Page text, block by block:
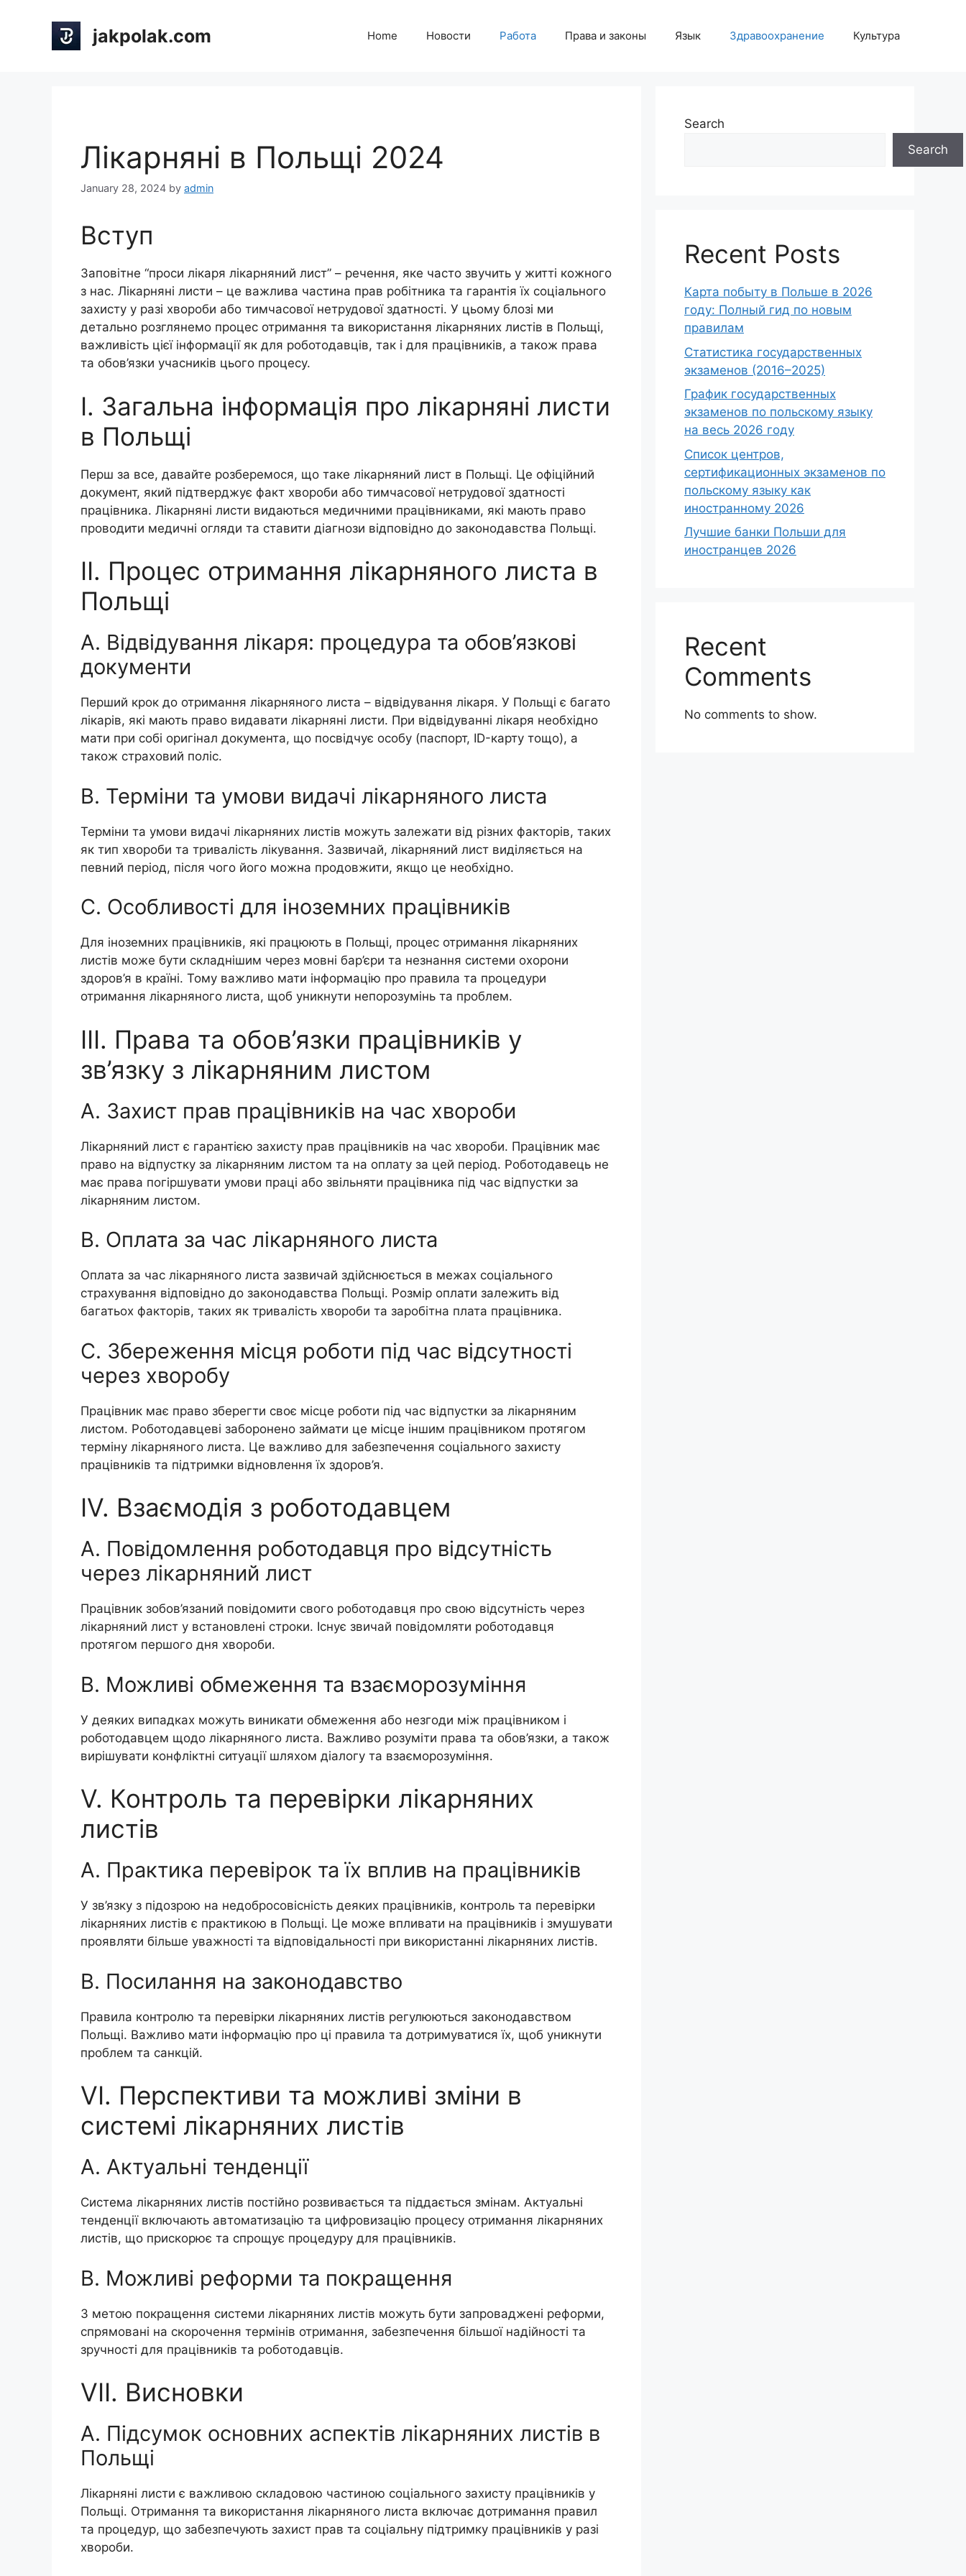
jakpolak.com Home Новости Работа Права и законы Язык Здравоохранение Культура
Лікарняні в Польщі 2024
January 28, 2024 by admin
Вступ
Заповітне “проси лікаря лікарняний лист” – речення, яке часто звучить у житті кожного
з нас. Лікарняні листи – це важлива частина прав робітника та гарантія їх соціального
захисту у разі хвороби або тимчасової нетрудової здатності. У цьому блозі ми
детально розглянемо процес отримання та використання лікарняних листів в Польщі,
важливість цієї інформації як для роботодавців, так і для працівників, а також права
та обов’язки учасників цього процесу.
I. Загальна інформація про лікарняні листи
в Польщі
Перш за все, давайте розберемося, що таке лікарняний лист в Польщі. Це офіційний
документ, який підтверджує факт хвороби або тимчасової нетрудової здатності
працівника. Лікарняні листи видаються медичними працівниками, які мають право
проводити медичні огляди та ставити діагнози відповідно до законодавства Польщі.
II. Процес отримання лікарняного листа в
Польщі
A. Відвідування лікаря: процедура та обов’язкові
документи
Перший крок до отримання лікарняного листа – відвідування лікаря. У Польщі є багато
лікарів, які мають право видавати лікарняні листи. При відвідуванні лікаря необхідно
мати при собі оригінал документа, що посвідчує особу (паспорт, ID-карту тощо), а
також страховий поліс.
B. Терміни та умови видачі лікарняного листа
Терміни та умови видачі лікарняних листів можуть залежати від різних факторів, таких
як тип хвороби та тривалість лікування. Зазвичай, лікарняний лист виділяється на
певний період, після чого його можна продовжити, якщо це необхідно.
C. Особливості для іноземних працівників
Для іноземних працівників, які працюють в Польщі, процес отримання лікарняних
листів може бути складнішим через мовні бар’єри та незнання системи охорони
здоров’я в країні. Тому важливо мати інформацію про правила та процедури
отримання лікарняного листа, щоб уникнути непорозумінь та проблем.
III. Права та обов’язки працівників у
зв’язку з лікарняним листом
A. Захист прав працівників на час хвороби
Лікарняний лист є гарантією захисту прав працівників на час хвороби. Працівник має
право на відпустку за лікарняним листом та на оплату за цей період. Роботодавець не
має права погіршувати умови праці або звільняти працівника під час відпустки за
лікарняним листом.
B. Оплата за час лікарняного листа
Оплата за час лікарняного листа зазвичай здійснюється в межах соціального
страхування відповідно до законодавства Польщі. Розмір оплати залежить від
багатьох факторів, таких як тривалість хвороби та заробітна плата працівника.
C. Збереження місця роботи під час відсутності
через хворобу
Працівник має право зберегти своє місце роботи під час відпустки за лікарняним
листом. Роботодавцеві заборонено займати це місце іншим працівником протягом
терміну лікарняного листа. Це важливо для забезпечення соціального захисту
працівників та підтримки відновлення їх здоров’я.
IV. Взаємодія з роботодавцем
A. Повідомлення роботодавця про відсутність
через лікарняний лист
Працівник зобов’язаний повідомити свого роботодавця про свою відсутність через
лікарняний лист у встановлені строки. Існує звичай повідомляти роботодавця
протягом першого дня хвороби.
B. Можливі обмеження та взаєморозуміння
У деяких випадках можуть виникати обмеження або незгоди між працівником і
роботодавцем щодо лікарняного листа. Важливо розуміти права та обов’язки, а також
вирішувати конфліктні ситуації шляхом діалогу та взаєморозуміння.
V. Контроль та перевірки лікарняних
листів
A. Практика перевірок та їх вплив на працівників
У зв’язку з підозрою на недобросовісність деяких працівників, контроль та перевірки
лікарняних листів є практикою в Польщі. Це може впливати на працівників і змушувати
проявляти більше уважності та відповідальності при використанні лікарняних листів.
B. Посилання на законодавство
Правила контролю та перевірки лікарняних листів регулюються законодавством
Польщі. Важливо мати інформацію про ці правила та дотримуватися їх, щоб уникнути
проблем та санкцій.
VI. Перспективи та можливі зміни в
системі лікарняних листів
A. Актуальні тенденції
Система лікарняних листів постійно розвивається та піддається змінам. Актуальні
тенденції включають автоматизацію та цифровизацію процесу отримання лікарняних
листів, що прискорює та спрощує процедуру для працівників.
B. Можливі реформи та покращення
З метою покращення системи лікарняних листів можуть бути запроваджені реформи,
спрямовані на скорочення термінів отримання, забезпечення більшої надійності та
зручності для працівників та роботодавців.
VII. Висновки
A. Підсумок основних аспектів лікарняних листів в
Польщі
Лікарняні листи є важливою складовою частиною соціального захисту працівників у
Польщі. Отримання та використання лікарняного листа включає дотримання правил
та процедур, що забезпечують захист прав та соціальну підтримку працівників у разі
хвороби.
Search
Search
Recent Posts
Карта побыту в Польше в 2026
году: Полный гид по новым
правилам
Статистика государственных
экзаменов (2016–2025)
График государственных
экзаменов по польскому языку
на весь 2026 году
Список центров,
сертификационных экзаменов по
польскому языку как
иностранному 2026
Лучшие банки Польши для
иностранцев 2026
Recent
Comments
No comments to show.